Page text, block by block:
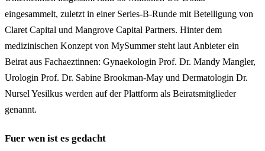
eingesammelt, zuletzt in einer Series-B-Runde mit Beteiligung von
Claret Capital und Mangrove Capital Partners. Hinter dem
medizinischen Konzept von MySummer steht laut Anbieter ein
Beirat aus Fachaeztinnen: Gynaekologin Prof. Dr. Mandy Mangler,
Urologin Prof. Dr. Sabine Brookman-May und Dermatologin Dr.
Nursel Yesilkus werden auf der Plattform als Beiratsmitglieder
genannt.
Fuer wen ist es gedacht